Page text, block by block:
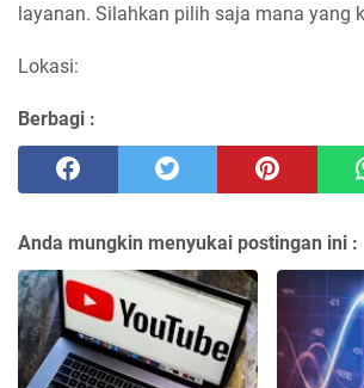
layanan. Silahkan pilih saja mana yang
Lokasi:
Berbagi :
Anda mungkin menyukai postingan ini :